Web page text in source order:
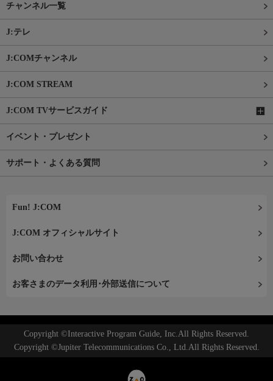
チャンネル一覧
J:テレ
J:COMチャンネル
J:COM STREAM
J:COM TVサービスガイド
イベント・プレゼント
サポート・よくある質問
Fun! J:COM
J:COM オフィシャルサイト
お問い合わせ
お客さまのデータ利用･外部送信について
Copyright ©Interactive Program Guide, Inc.All Rights Reserved.
Copyright ©Jupiter Telecommunications Co., Ltd.All Rights Reserved.